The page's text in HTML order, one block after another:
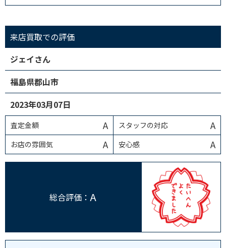
来店買取での評価
ジェイさん
福島県郡山市
2023年03月07日
査定金額 A スタッフの対応 A
お店の雰囲気 A 安心感 A
総合評価： A